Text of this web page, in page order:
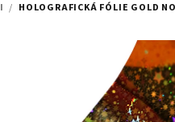
/ HOLOGRAFICKÁ FÓLIE GOLD